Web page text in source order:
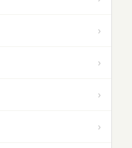
›
›
›
›